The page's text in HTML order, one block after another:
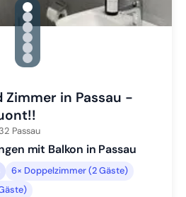
gallery.slide_selector
Zu Slide 1 wechseln
Zu Slide 2 wechseln
Zu Slide 3 wechseln
Zu Slide 4 wechseln
Zu Slide 5 wechseln
Zu Slide 6 wechseln
Zimmer in Passau -
Passau
mit Balkon in Passau
6× Doppelzimmer (2 Gäste)